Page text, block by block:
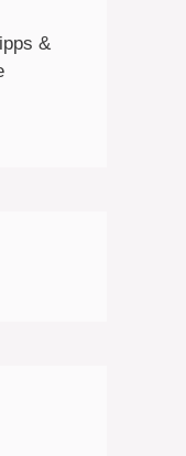
&